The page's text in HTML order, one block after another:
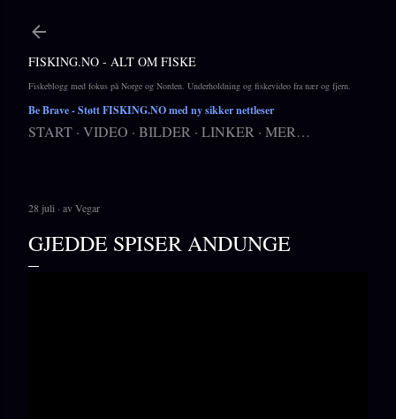
FISKING.NO - ALT OM FISKE
Fiskeblogg med fokus på Norge og Norden. Underholdning og fiskevideo fra nær og fjern.
Be Brave- Støtt FISKING.NO med ny sikker nettleser
START VIDEO BILDER LINKER MER…
28 juli avVegar
GJEDDE SPISER ANDUNGE